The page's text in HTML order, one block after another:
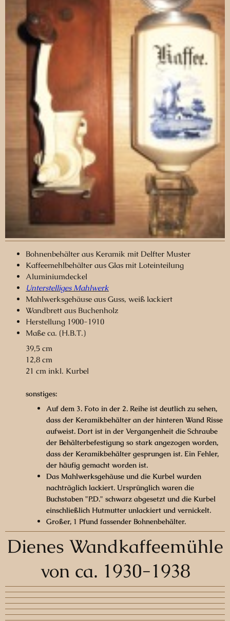
Bohnenbehälter aus Keramik mit Delfter Muster
Kaffeemehlbehälter aus Glas mit Loteinteilung
Aluminiumdeckel
Unterstelliges Mahlwerk
Mahlwerksgehäuse aus Guss, weiß lackiert
Wandbrett aus Buchenholz
Herstellung 1900-1910
Maße ca. (H.B.T.)
39,5 cm
12,8 cm
21 cm inkl. Kurbel
sonstiges:
Auf dem 3. Foto in der 2. Reihe ist deutlich zu sehen,
dass der Keramikbehälter an der hinteren Wand Risse
aufweist. Dort ist in der Vergangenheit die Schraube
der Behälterbefestigung so stark angezogen worden,
dass der Keramikbehälter gesprungen ist. Ein Fehler,
der häufig gemacht worden ist.
Das Mahlwerksgehäuse und die Kurbel wurden
nachträglich lackiert. Ursprünglich waren die
Buchstaben "P.D." schwarz abgesetzt und die Kurbel
einschließlich Hutmutter unlackiert und vernickelt.
Großer, 1 Pfund fassender Bohnenbehälter.
Dienes Wandkaffeemühle
von ca. 1930-1938